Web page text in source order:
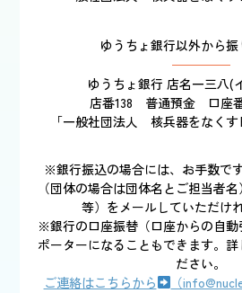
ゆうちょ銀行以外から
ゆうちょ銀行 店名一三八(
店番138 普通預金 口座
「一般社団法人 核兵器をなくす
※銀行振込の場合には、お手数で
（団体の場合は団体名とご担当者
等）をメールしていただけ
※銀行の口座振替（口座からの自
ポーターになることもできます。
ださい。
ご連絡はこちらから
（